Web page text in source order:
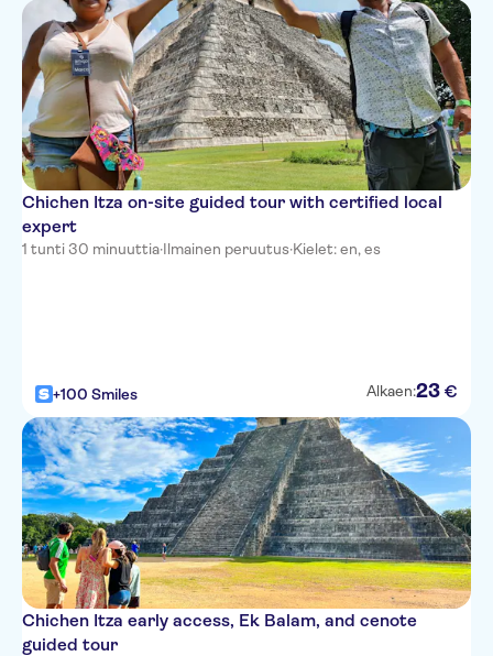
Chichen Itza on-site guided tour with certified local
expert
1 tunti 30 minuuttia·Ilmainen peruutus·Kielet: en, es
+100 Smiles Alkaen:23 €
Chichen Itza early access, Ek Balam, and cenote
guided tour